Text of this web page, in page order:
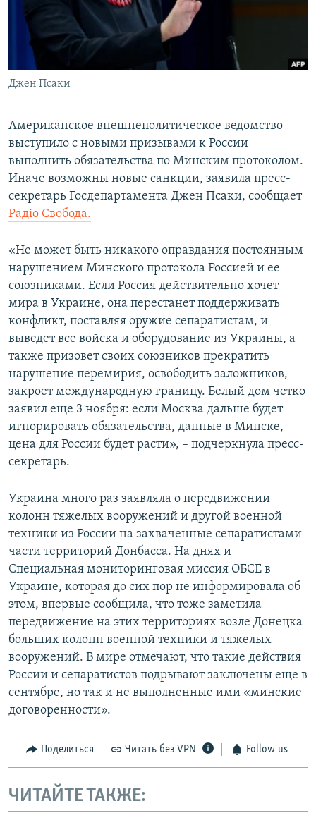
ПОБЕДИТЕЛЕЙ НЕ СУДЯТ?
КРЫМ.НЕПОКОРЕННЫЙ
ELIFBE
УКРАИНСКАЯ ПРОБЛЕМА КРЫМА
ПРИСОЕДИНЯЙТЕСЬ!
Джен Псаки
Американское внешнеполитическое ведомство
выступило с новыми призывами к России
выполнить обязательства по Минским протоколом.
Иначе возможны новые санкции, заявила пресс-
секретарь Госдепартамента Джен Псаки, сообщает
Радіо Свобода.
«Не может быть никакого оправдания постоянным
нарушением Минского протокола Россией и ее
союзниками. Если Россия действительно хочет
мира в Украине, она перестанет поддерживать
конфликт, поставляя оружие сепаратистам, и
выведет все войска и оборудование из Украины, а
также призовет своих союзников прекратить
нарушение перемирия, освободить заложников,
закроет международную границу. Белый дом четко
заявил еще 3 ноября: если Москва дальше будет
игнорировать обязательства, данные в Минске,
цена для России будет расти», – подчеркнула пресс-
секретарь.
Украина много раз заявляла о передвижении
колонн тяжелых вооружений и другой военной
техники из России на захваченные сепаратистами
части территорий Донбасса. На днях и
Специальная мониторинговая миссия ОБСЕ в
Украине, которая до сих пор не информировала об
этом, впервые сообщила, что тоже заметила
передвижение на этих территориях возле Донецка
больших колонн военной техники и тяжелых
вооружений. В мире отмечают, что такие действия
России и сепаратистов подрывают заключены еще в
сентябре, но так и не выполненные ими «минские
договоренности».
Поделиться Читать без VPN Follow us
ЧИТАЙТЕ ТАКЖЕ: